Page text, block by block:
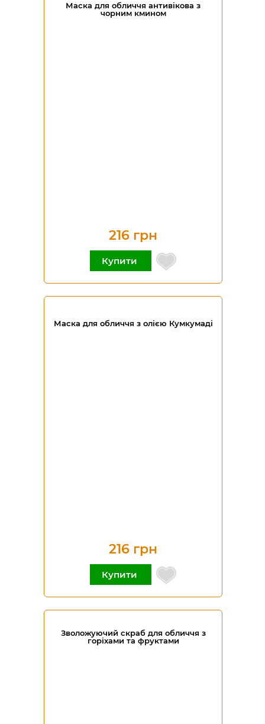
Маска для обличчя антивікова з
чорним кмином
216 грн
Купити
Маска для обличчя з олією Кумкумаді
216 грн
Купити
Зволожуючий скраб для обличчя з
горіхами та фруктами